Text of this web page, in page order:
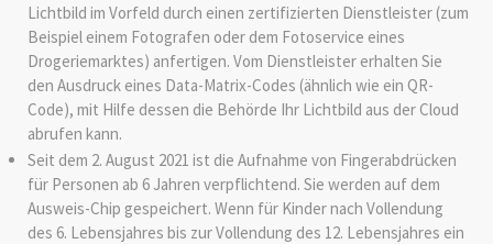
Lichtbild im Vorfeld durch einen zertifizierten Dienstleister (zum
Beispiel einem Fotografen oder dem Fotoservice eines
Drogeriemarktes) anfertigen. Vom Dienstleister erhalten Sie
den Ausdruck eines Data-Matrix-Codes (ähnlich wie ein QR-
Code), mit Hilfe dessen die Behörde Ihr Lichtbild aus der Cloud
abrufen kann.
Seit dem 2. August 2021 ist die Aufnahme von Fingerabdrücken
für Personen ab 6 Jahren verpflichtend. Sie werden auf dem
Ausweis-Chip gespeichert. Wenn für Kinder nach Vollendung
des 6. Lebensjahres bis zur Vollendung des 12. Lebensjahres ein